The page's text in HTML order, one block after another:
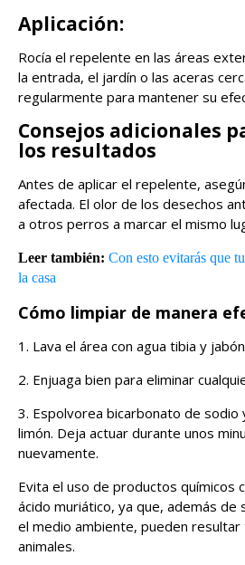
Aplicación:
Rocía el repelente en las áreas
la entrada, el jardín o las aceras
regularmente para mantener su
Consejos adicionales
los resultados
Antes de aplicar el repelente,
afectada. El olor de los desechos
a otros perros a marcar el mismo
Leer también: Con esto evitarás que
la casa
Cómo limpiar de manera
1. Lava el área con agua tibia y
2. Enjuaga bien para eliminar
3. Espolvorea bicarbonato de sodio
limón. Deja actuar durante unos
nuevamente.
Evita el uso de productos químicos
ácido muriático, ya que, además de
el medio ambiente, pueden resultar
animales.